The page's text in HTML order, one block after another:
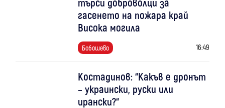
гасенето на пожара край
Висока могила
Бобошево 16:49
Костадинов: “Какъв е дронът
– украински, руски или
ирански?“